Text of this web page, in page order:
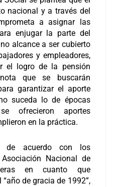
nacional y a través del
a asignar las
enjugar la parte del
alcance a ser cubierto
y empleadores,
el logro de la pensión
que se buscarán
garantizar el aporte
suceda lo de épocas
ofrecieron aportes
en la práctica.
de acuerdo con los
Nacional de
en cuanto que
de gracia de 1992”,